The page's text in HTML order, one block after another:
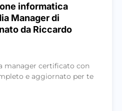
informatica
Manager di
da Riccardo
manager certificato con
e aggiornato per te